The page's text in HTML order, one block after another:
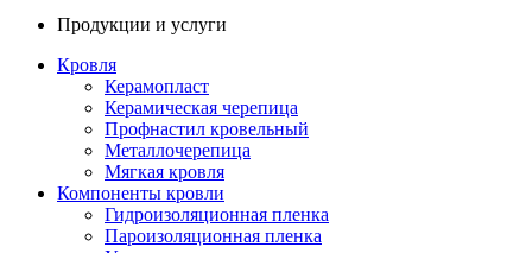
Продукции и услуги
Кровля
Керамопласт
Керамическая черепица
Профнастил кровельный
Металлочерепица
Мягкая кровля
Компоненты кровли
Гидроизоляционная пленка
Пароизоляционная пленка